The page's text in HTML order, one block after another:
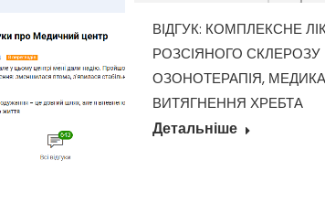
ВІДГУК: КОМПЛЕКСНЕ
РОЗСІЯНОГО СКЛЕРОЗУ
ОЗОНОТЕРАПІЯ,
ВИТЯГНЕННЯ ХРЕБТА
Детальніше